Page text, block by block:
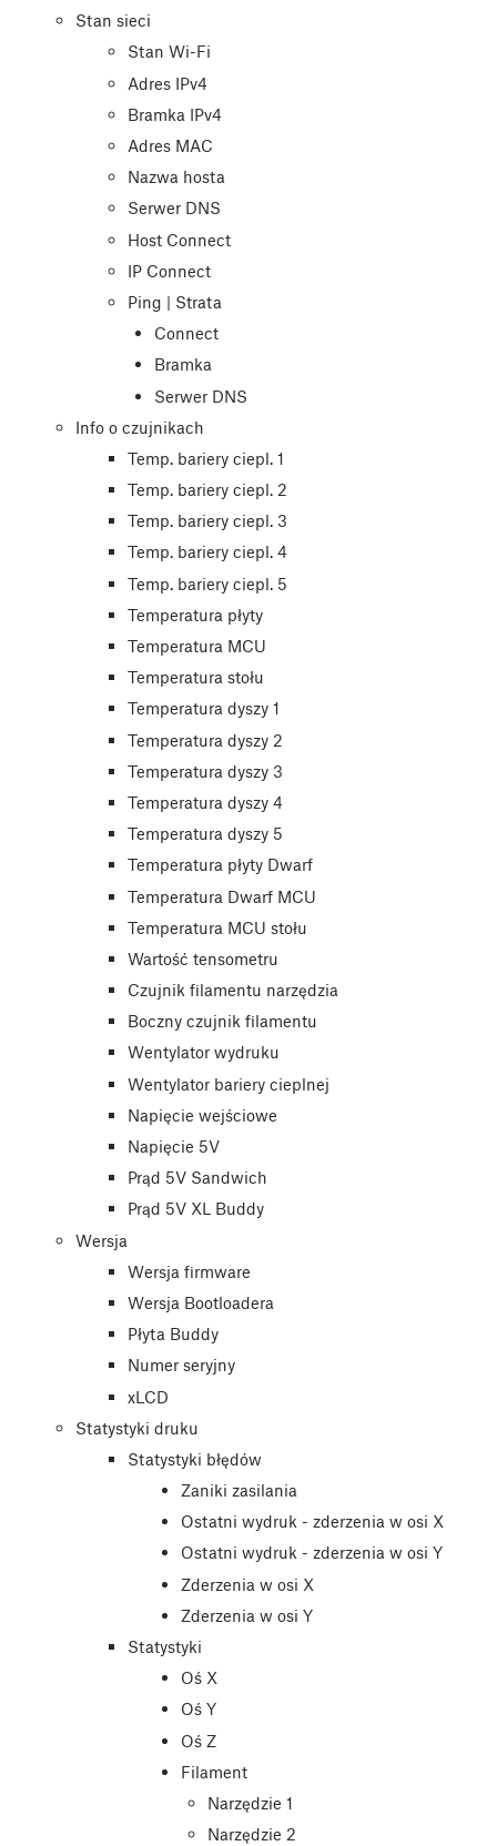
Stan sieci
Stan Wi-Fi
Adres IPv4
Bramka IPv4
Adres MAC
Nazwa hosta
Serwer DNS
Host Connect
IP Connect
Ping | Strata
Connect
Bramka
Serwer DNS
Info o czujnikach
Temp. bariery ciepl. 1
Temp. bariery ciepl. 2
Temp. bariery ciepl. 3
Temp. bariery ciepl. 4
Temp. bariery ciepl. 5
Temperatura płyty
Temperatura MCU
Temperatura stołu
Temperatura dyszy 1
Temperatura dyszy 2
Temperatura dyszy 3
Temperatura dyszy 4
Temperatura dyszy 5
Temperatura płyty Dwarf
Temperatura Dwarf MCU
Temperatura MCU stołu
Wartość tensometru
Czujnik filamentu narzędzia
Boczny czujnik filamentu
Wentylator wydruku
Wentylator bariery cieplnej
Napięcie wejściowe
Napięcie 5V
Prąd 5V Sandwich
Prąd 5V XL Buddy
Wersja
Wersja firmware
Wersja Bootloadera
Płyta Buddy
Numer seryjny
xLCD
Statystyki druku
Statystyki błędów
Zaniki zasilania
Ostatni wydruk - zderzenia w osi X
Ostatni wydruk - zderzenia w osi Y
Zderzenia w osi X
Zderzenia w osi Y
Statystyki
Oś X
Oś Y
Oś Z
Filament
Narzędzie 1
Narzędzie 2